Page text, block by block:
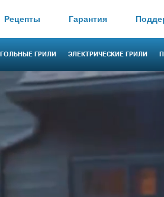
Рецепты Гарантия
ГРИЛИ ЭЛЕКТРИЧЕСКИЕ ГРИЛИ